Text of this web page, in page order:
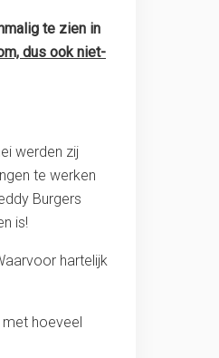
te zien in
dus ook niet-
werden zij
te werken
Burgers
is!
hartelijk
hoeveel